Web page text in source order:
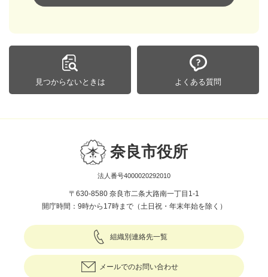
見つからないときは よくある質問
奈良市役所
法人番号4000020292010
〒630-8580 奈良市二条大路南一丁目1-1
開庁時間：9時から17時まで（土日祝・年末年始を除く）
組織別連絡先一覧
メールでのお問い合わせ